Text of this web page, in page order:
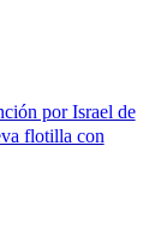
por Israel de
flotilla con